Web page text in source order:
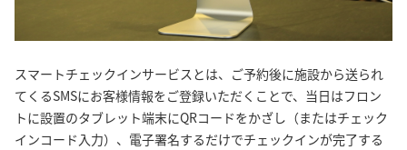
スマートチェックインサービスとは、ご予約後に施設から送られ
てくるSMSにお客様情報をご登録いただくことで、当日はフロン
トに設置のタブレット端末にQRコードをかざし（またはチェック
インコード入力）、電子署名するだけでチェックインが完了する